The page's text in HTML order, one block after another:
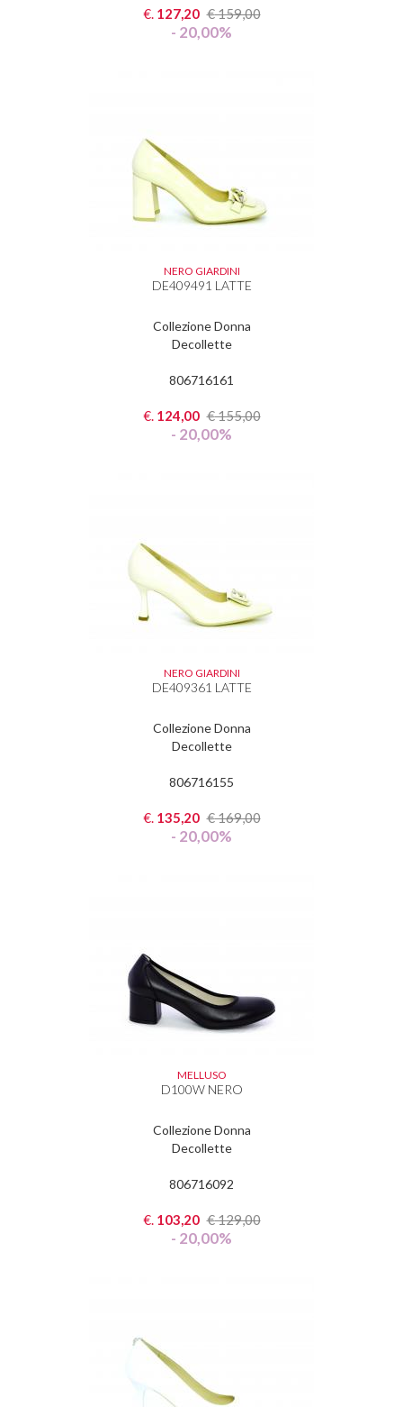
€.127,20 €159,00
- 20,00%
NERO GIARDINI
DE409491 LATTE
Collezione Donna
Decollette
806716161
€.124,00 €155,00
- 20,00%
NERO GIARDINI
DE409361 LATTE
Collezione Donna
Decollette
806716155
€.135,20 €169,00
- 20,00%
MELLUSO
D100W NERO
Collezione Donna
Decollette
806716092
€.103,20 €129,00
- 20,00%